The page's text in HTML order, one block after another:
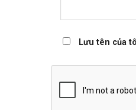
Lưu tên của